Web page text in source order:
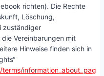
richten). Die Rechte
Löschung,
zuständiger
Vereinbarungen mit
Hinweise finden sich in
information_about_pag